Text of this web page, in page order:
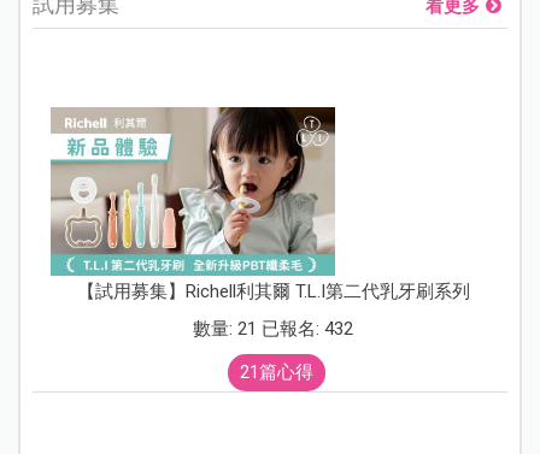
看更多
【試用募集】Richell利其爾 T.L.I第二代乳牙刷系列
數量: 21 已報名: 432
21篇心得